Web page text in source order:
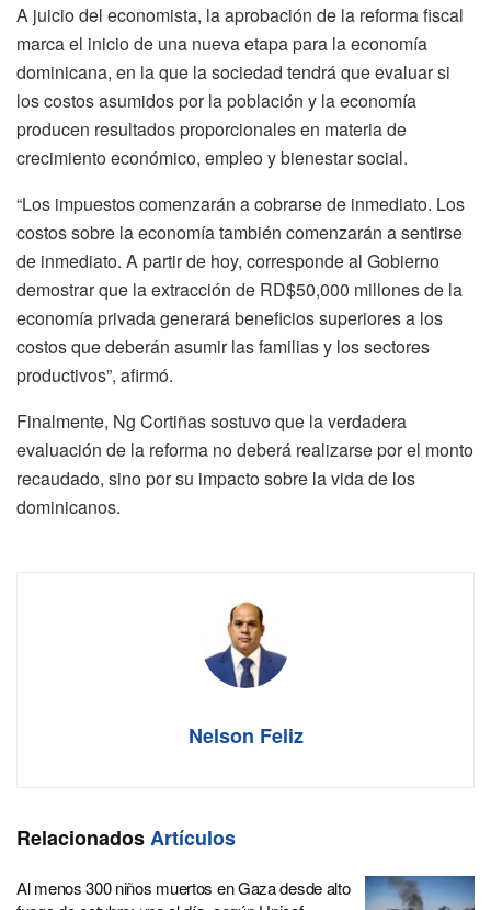
A juicio del economista, la aprobación de la reforma fiscal
marca el inicio de una nueva etapa para la economía
dominicana, en la que la sociedad tendrá que evaluar si
los costos asumidos por la población y la economía
producen resultados proporcionales en materia de
crecimiento económico, empleo y bienestar social.
“Los impuestos comenzarán a cobrarse de inmediato. Los
costos sobre la economía también comenzarán a sentirse
de inmediato. A partir de hoy, corresponde al Gobierno
demostrar que la extracción de RD$50,000 millones de la
economía privada generará beneficios superiores a los
costos que deberán asumir las familias y los sectores
productivos”, afirmó.
Finalmente, Ng Cortiñas sostuvo que la verdadera
evaluación de la reforma no deberá realizarse por el monto
recaudado, sino por su impacto sobre la vida de los
dominicanos.
Nelson Feliz
RelacionadosArtículos
Al menos 300 niños muertos en Gaza desde alto